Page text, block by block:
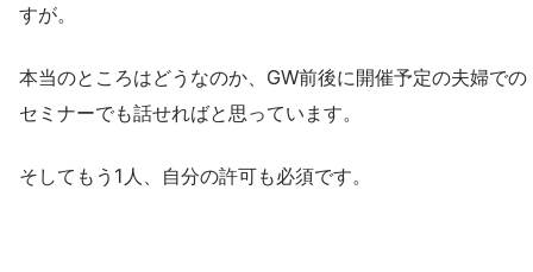
すが。
本当のところはどうなのか、GW前後に開催予定の夫婦での
セミナーでも話せればと思っています。
そしてもう1人、自分の許可も必須です。